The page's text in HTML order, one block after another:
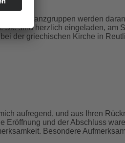
6 Volkstanzgruppen werden
Sie sind herzlich eingeladen, am
der griechischen Kirche in
aufregend, und aus Ihren
Eröffnung und der Abschluss
Besondere